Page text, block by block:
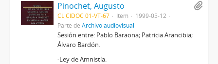
Pinochet, Augusto
CL CIDOC 01-VT-67 Item
1999-05-12
Parte de Archivo audiovisual
Sesión entre: Pablo Baraona; Patricia Arancibia;
Álvaro Bardón.
-Ley de Amnistía.